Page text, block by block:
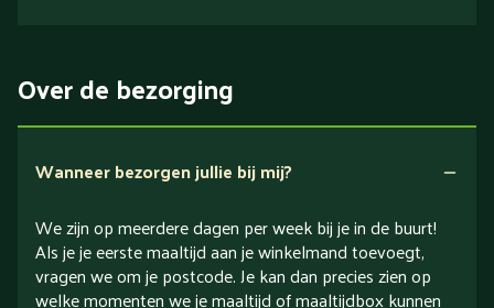
Verlaagd in koolhydraten
Verlaagd in zout
Over de bezorging
Wanneer bezorgen jullie bij mij?
We zijn op meerdere dagen per week bij je in de buurt!
Als je je eerste maaltijd aan je winkelmand toevoegt,
vragen we om je postcode. Je kan dan precies zien op
welke momenten we je maaltijd of maaltijdbox kunnen